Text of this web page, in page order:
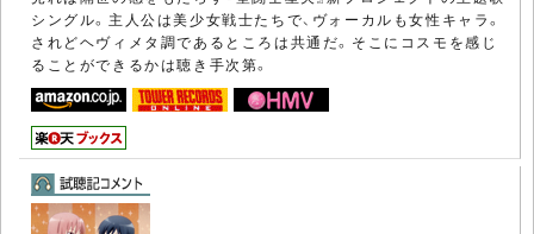
シングル。主人公は美少女戦士たちで、ヴォーカルも女性キャラ。
されどヘヴィメタ調であるところは共通だ。そこにコスモを感じ
ることができるかは聴き手次第。